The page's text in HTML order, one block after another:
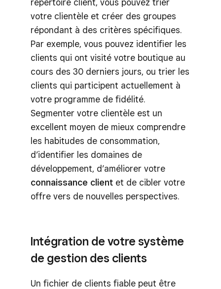
répertoire client, vous pouvez trier
votre clientèle et créer des groupes
répondant à des critères spécifiques.
Par exemple, vous pouvez identifier les
clients qui ont visité votre boutique au
cours des 30 derniers jours, ou trier les
clients qui participent actuellement à
votre programme de fidélité.
Segmenter votre clientèle est un
excellent moyen de mieux comprendre
les habitudes de consommation,
d’identifier les domaines de
développement, d’améliorer votre
connaissance client et de cibler votre
offre vers de nouvelles perspectives.
Intégration de votre système
de gestion des clients
Un fichier de clients fiable peut être